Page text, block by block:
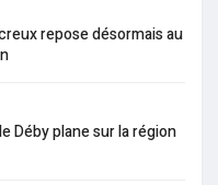
repose désormais au
Déby plane sur la région